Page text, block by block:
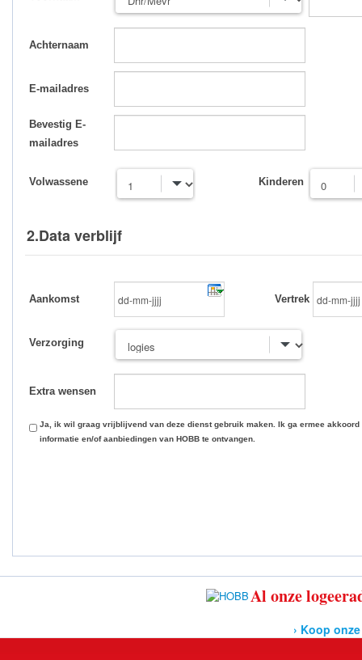
Achternaam
E-mailadres
Bevestig E-
mailadres
Volwassene Kinderen
2.Data verblijf
Aankomst Vertrek
Verzorging
Extra wensen
Ja, ik wil graag vrijblijvend van deze dienst gebruik maken. Ik ga ermee akkoord
informatie en/of aanbiedingen van HOBB te ontvangen.
Al onze
› Koop